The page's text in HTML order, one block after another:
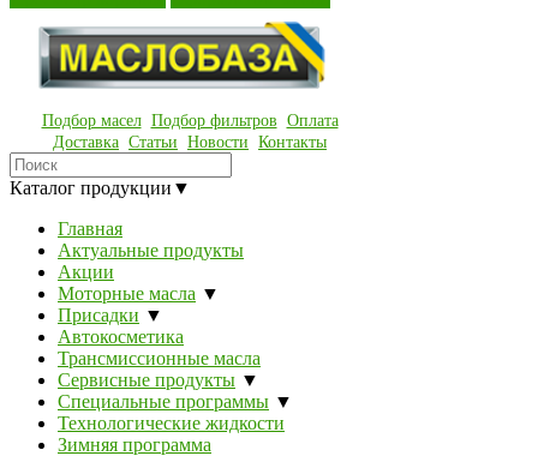
Подбор масел Подбор фильтров Оплата
Доставка Статьи Новости Контакты
Каталог продукции ▼
Главная
Актуальные продукты
Акции
Моторные масла ▼
Присадки ▼
Автокосметика
Трансмиссионные масла
Сервисные продукты ▼
Специальные программы ▼
Технологические жидкости
Зимняя программа